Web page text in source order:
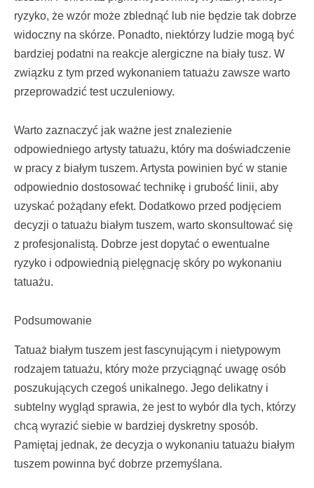
ryzyko, że wzór może zblednąć lub nie będzie tak dobrze
widoczny na skórze. Ponadto, niektórzy ludzie mogą być
bardziej podatni na reakcje alergiczne na biały tusz. W
związku z tym przed wykonaniem tatuażu zawsze warto
przeprowadzić test uczuleniowy.
Warto zaznaczyć jak ważne jest znalezienie
odpowiedniego artysty tatuażu, który ma doświadczenie
w pracy z białym tuszem. Artysta powinien być w stanie
odpowiednio dostosować technikę i grubość linii, aby
uzyskać pożądany efekt. Dodatkowo przed podjęciem
decyzji o tatuażu białym tuszem, warto skonsultować się
z profesjonalistą. Dobrze jest dopytać o ewentualne
ryzyko i odpowiednią pielęgnację skóry po wykonaniu
tatuażu.
Podsumowanie
Tatuaż białym tuszem jest fascynującym i nietypowym
rodzajem tatuażu, który może przyciągnąć uwagę osób
poszukujących czegoś unikalnego. Jego delikatny i
subtelny wygląd sprawia, że jest to wybór dla tych, którzy
chcą wyrazić siebie w bardziej dyskretny sposób.
Pamiętaj jednak, że decyzja o wykonaniu tatuażu białym
tuszem powinna być dobrze przemyślana.